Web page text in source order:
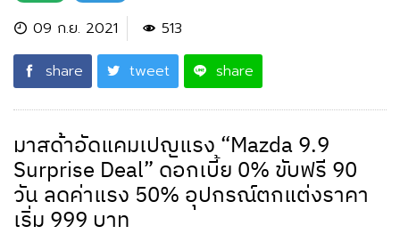
09 ก.ย. 2021
513
share
tweet share
มาสด้าอัดแคมเปญแรง “Mazda 9.9
Surprise Deal” ดอกเบี้ย 0% ขับฟรี 90
วัน ลดค่าแรง 50% อุปกรณ์ตกแต่งราคา
เริ่ม 999 บาท